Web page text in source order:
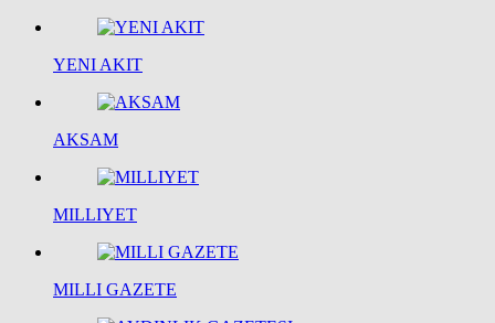
YENI AKIT
AKSAM
MILLIYET
MILLI GAZETE